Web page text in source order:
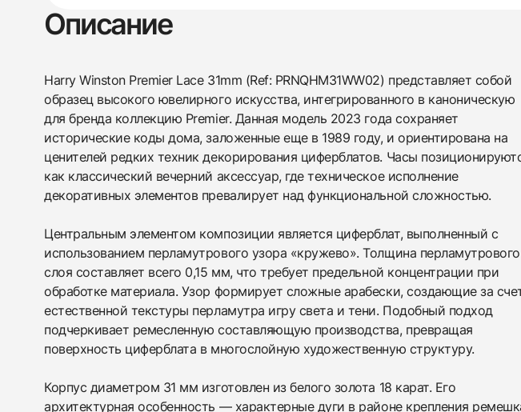
Описание
Harry Winston Premier Lace 31mm (Ref: PRNQHM31WW02) представляет собой
образец высокого ювелирного искусства, интегрированного в каноническую
для бренда коллекцию Premier. Данная модель 2023 года сохраняет
исторические коды дома, заложенные еще в 1989 году, и ориентирована на
ценителей редких техник декорирования циферблатов. Часы
как классический вечерний аксессуар, где техническое исполнение
декоративных элементов превалирует над функциональной сложностью.
Центральным элементом композиции является циферблат, выполненный с
использованием перламутрового узора «кружево». Толщина перламутрового
слоя составляет всего 0,15 мм, что требует предельной концентрации при
обработке материала. Узор формирует сложные арабески, создающие за
естественной текстуры перламутра игру света и тени. Подобный подход
подчеркивает ремесленную составляющую производства, превращая
поверхность циферблата в многослойную художественную структуру.
Корпус диаметром 31 мм изготовлен из белого золота 18 карат. Его
архитектурная особенность — характерные дуги в районе крепления
Купить эти
Оставьте ваши
Premier Lace
Новые
$15,450
Трейд-ин часов
Оставьте ваши
вами
Harry Winston
Premier
$15,450